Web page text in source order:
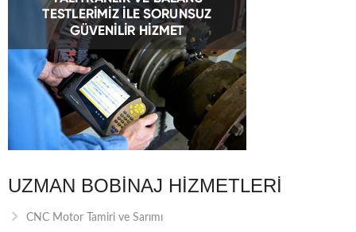
UZMAN BOBINAJ HIZMETLERI
CNC Motor Tamiri ve Sarımı